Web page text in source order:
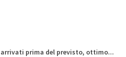
prima del previsto, ottimo...